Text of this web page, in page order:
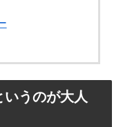
うのが大人